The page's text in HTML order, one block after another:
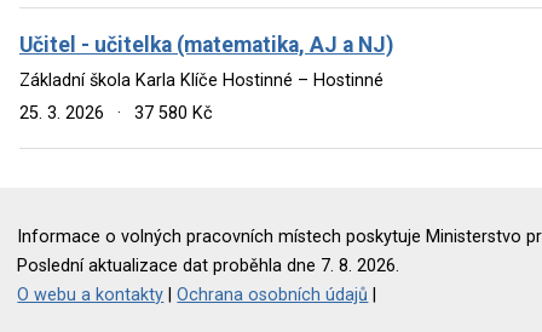
Učitel - učitelka (matematika, AJ a NJ)
Základní škola Karla Klíče Hostinné – Hostinné
25. 3. 2026
· 37 580 Kč
Informace o volných pracovních místech poskytuje Ministerstvo
Poslední aktualizace dat proběhla dne 7. 8. 2026.
O webu a kontakty |Ochrana osobních údajů